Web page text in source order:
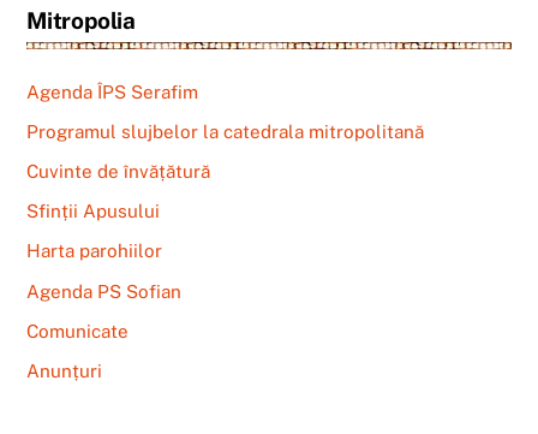
Mitropolia
Agenda ÎPS Serafim
Programul slujbelor la catedrala mitropolitană
Cuvinte de învățătură
Sfinții Apusului
Harta parohiilor
Agenda PS Sofian
Comunicate
Anunțuri